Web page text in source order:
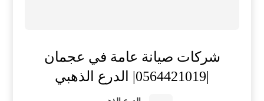
شركات صيانة عامة في عجمان